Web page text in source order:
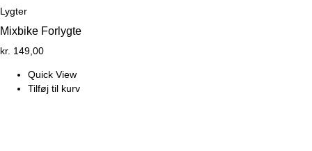
Lygter
Mixbike Forlygte
kr. 149,00
Quick View
Tilføj til kurv